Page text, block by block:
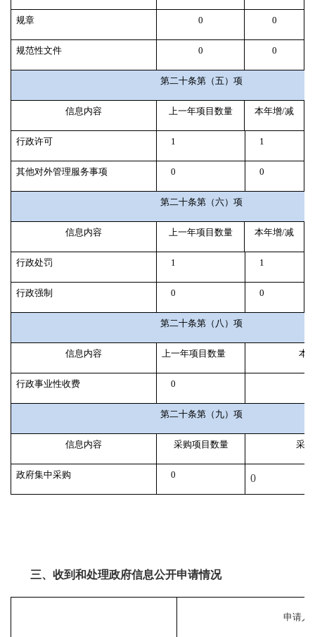
规章 0 0
规范性文件 0 0
第二十条第（五）项
信息内容 上一年项目数量 本年增/减
行政许可 1 1
其他对外管理服务事项 0 0
第二十条第（六）项
信息内容 上一年项目数量 本年增/减
行政处罚 1 1
行政强制 0 0
第二十条第（八）项
信息内容 上一年项目数量 本
行政事业性收费 0
第二十条第（九）项
信息内容 采购项目数量 采
政府集中采购 0 0
三、收到和处理政府信息公开申请情况
申请人